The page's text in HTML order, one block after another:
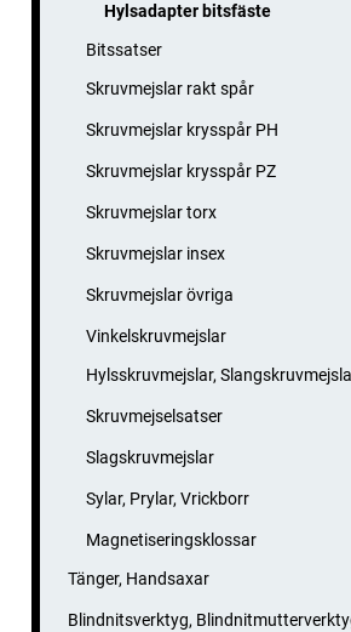
Hylsadapter bitsfäste
Bitssatser
Skruvmejslar rakt spår
Skruvmejslar krysspår PH
Skruvmejslar krysspår PZ
Skruvmejslar torx
Skruvmejslar insex
Skruvmejslar övriga
Vinkelskruvmejslar
Hylsskruvmejslar,
Skruvmejselsatser
Slagskruvmejslar
Sylar, Prylar, Vrickborr
Magnetiseringsklossar
Tänger, Handsaxar
Blindnitsverktyg,